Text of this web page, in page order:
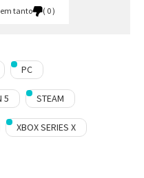
tanto 0
PC
5 STEAM
XBOX SERIES X